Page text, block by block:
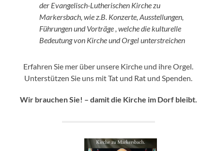
der Evangelisch-Lutherischen Kirche zu
Markersbach, wie z.B. Konzerte, Ausstellungen,
Führungen und Vorträge , welche die kulturelle
Bedeutung von Kirche und Orgel unterstreichen
Erfahren Sie mer über unsere Kirche und ihre Orgel.
Unterstützen Sie uns mit Tat und Rat und Spenden.
Wir brauchen Sie! – damit die Kirche im Dorf bleibt.